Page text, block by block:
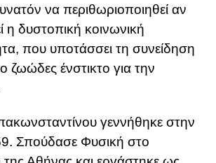
να περιθωριοποιηθεί αν
η δυστοπική κοινωνική
που υποτάσσει τη συνείδηση
ζωώδες ένστικτο για την
γεννήθηκε στην
Σπούδασε Φυσική στο